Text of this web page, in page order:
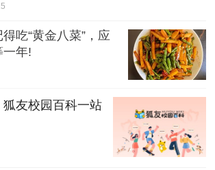
吃“黄金八菜”，应
一年!
友校园百科一站